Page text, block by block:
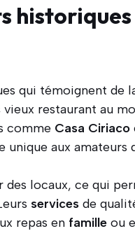
historiques
qui témoignent de
restaurant au
comme Casa Ciriaco
aux amateurs
des locaux, ce qui
services de
repas en famille ou